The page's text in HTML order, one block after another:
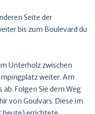
Seite der
bis zum Boulevard du
Unterholz zwischen
weiter. Am
ab. Folgen Sie dem Weg
von Goulvars. Diese im